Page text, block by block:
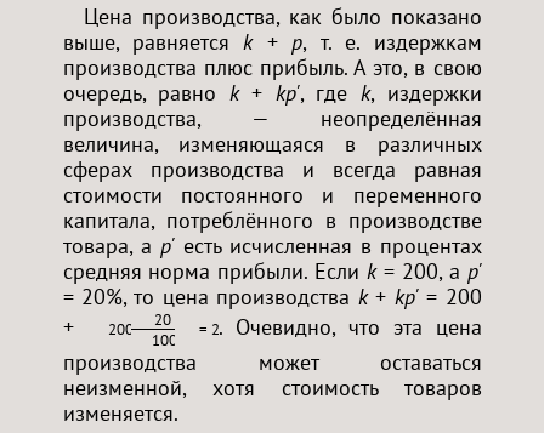
Цена производства, как было показано
выше, равняетсяk+p, т. е. издержкам
производства плюс прибыль. А это, в свою
очередь, равно k+ kp', где k, издержки
производства, — неопределённая
величина, изменяющаяся в различных
сферах производства и всегда равная
стоимости постоянного и переменного
капитала, потреблённого в производстве
товара, а p'есть исчисленная в процентах
средняя норма прибыли. Если k= 200, а p'
= 20%, то цена производства k+ kp'= 200
+
200 × 20 = 200 + 40 = 240
100
. Очевидно, что эта цена
производства может оставаться
неизменной, хотя стоимость товаров
изменяется.